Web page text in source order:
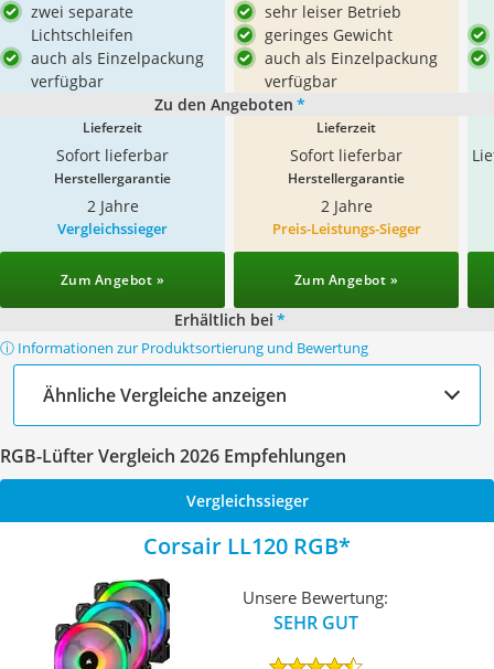
zwei separate
Lichtschleifen
auch als Einzelpackung
verfügbar
sehr leiser Betrieb
geringes Gewicht
auch als Einzelpackung
verfügbar
Zu den Angeboten *
Lieferzeit
Sofort lieferbar
Lieferzeit
Sofort lieferbar
Herstellergarantie
2 Jahre
Herstellergarantie
2 Jahre
Vergleichssieger
Zum Angebot »
Preis-Leistungs-Sieger
Zum Angebot »
Erhältlich bei *
ⓘ Informationen zur Produktsortierung und Bewertung
Ähnliche Vergleiche anzeigen
RGB-Lüfter Vergleich 2026 Empfehlungen
Vergleichssieger
Corsair LL120 RGB
Unsere Bewertung:
SEHR GUT